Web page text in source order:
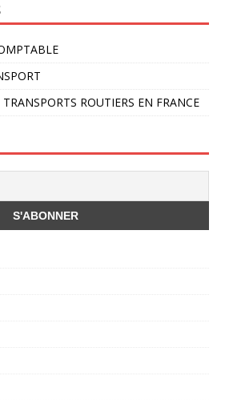
ROUTIERS EN FRANCE